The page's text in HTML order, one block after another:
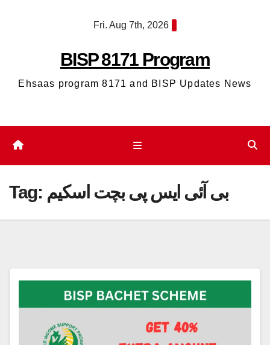
Fri. Aug 7th, 2026
BISP 8171 Program
Ehsaas program 8171 and BISP Updates News
Tag: بی آئی ایس پی بچت اسکیم